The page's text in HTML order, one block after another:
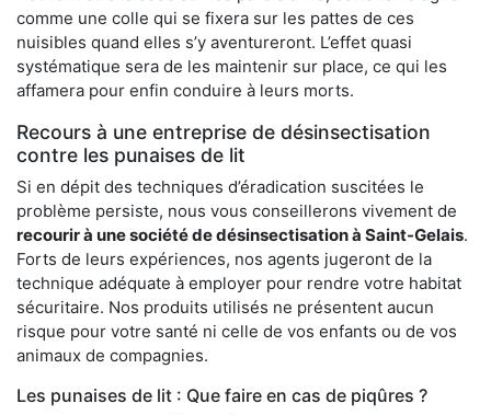
comme une colle qui se fixera sur les pattes de ces
nuisibles quand elles s’y aventureront. L’effet quasi
systématique sera de les maintenir sur place, ce qui les
affamera pour enfin conduire à leurs morts.
Recours à une entreprise de désinsectisation
contre les punaises de lit
Si en dépit des techniques d’éradication suscitées le
problème persiste, nous vous conseillerons vivement de
recourir à une société de désinsectisation à Saint-Gelais.
Forts de leurs expériences, nos agents jugeront de la
technique adéquate à employer pour rendre votre habitat
sécuritaire. Nos produits utilisés ne présentent aucun
risque pour votre santé ni celle de vos enfants ou de vos
animaux de compagnies.
Les punaises de lit : Que faire en cas de piqûres ?